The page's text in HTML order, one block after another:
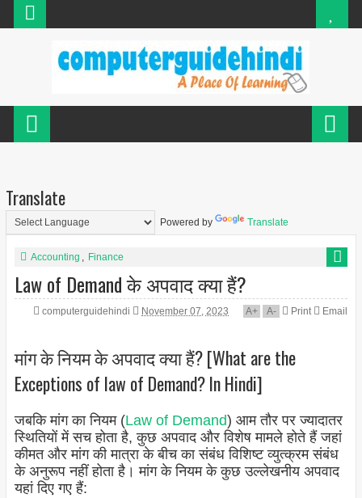
Translate
Powered by Translate
Accounting , Finance
Law of Demand के अपवाद क्या हैं?
computerguidehindi November 07, 2023 A+ A- Print Email
मांग के नियम के अपवाद क्या हैं? [What are the
Exceptions of law of Demand? In Hindi]
जबकि मांग का नियम (Law of Demand) आम तौर पर ज्यादातर
स्थितियों में सच होता है, कुछ अपवाद और विशेष मामले होते हैं जहां
कीमत और मांग की मात्रा के बीच का संबंध विशिष्ट व्युत्क्रम संबंध
के अनुरूप नहीं होता है। मांग के नियम के कुछ उल्लेखनीय अपवाद
यहां दिए गए हैं: